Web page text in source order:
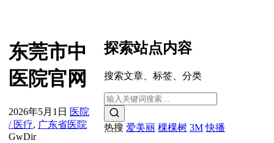
东莞市中
医院官网
2026年5月1日 医院
/ 医疗, 广东省医院
GwDir
探索站点内容
搜索文章、标签、分类
热搜 爱美丽 棵棵树 3M 快播